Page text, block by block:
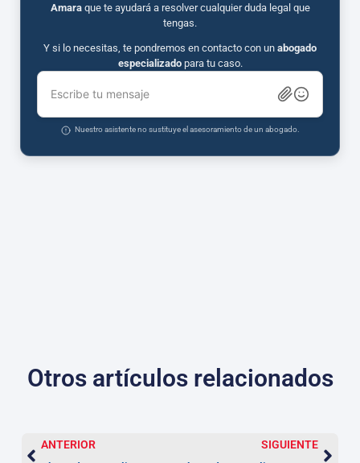
Amaraque te ayudará a resolver cualquier duda legal que
tengas.
Y si lo necesitas, te pondremos en contacto con un abogado
especializadopara tu caso.
Escribe tu mensaje
Nuestro asistente no sustituye el asesoramiento de un abogado.
Otros artículos relacionados
ANTERIOR
SIGUIENTE